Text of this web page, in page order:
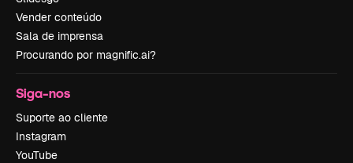
Vender conteúdo
Sala de imprensa
Procurando por magnific.ai?
Siga-nos
Suporte ao cliente
Instagram
YouTube